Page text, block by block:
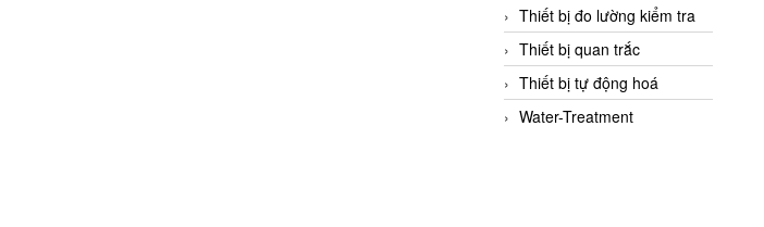
Thiết bị đo lường kiểm tra
Thiết bị quan trắc
Thiết bị tự động hoá
Water-Treatment